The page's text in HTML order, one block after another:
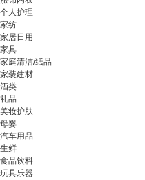
个人护理
家纺
家居日用
家具
家庭清洁/纸品
家装建材
酒类
礼品
美妆护肤
母婴
汽车用品
生鲜
食品饮料
玩具乐器